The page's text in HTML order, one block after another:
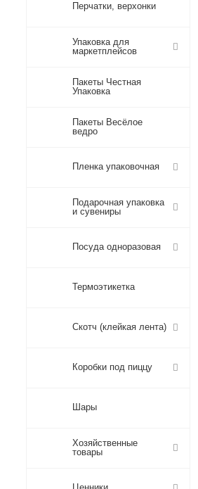
Перчатки, верхонки
Упаковка для
маркетплейсов
Пакеты Честная
Упаковка
Пакеты Весёлое
ведро
Пленка упаковочная
Подарочная упаковка
и сувениры
Посуда одноразовая
Термоэтикетка
Скотч (клейкая лента)
Коробки под пиццу
Шары
Хозяйственные
товары